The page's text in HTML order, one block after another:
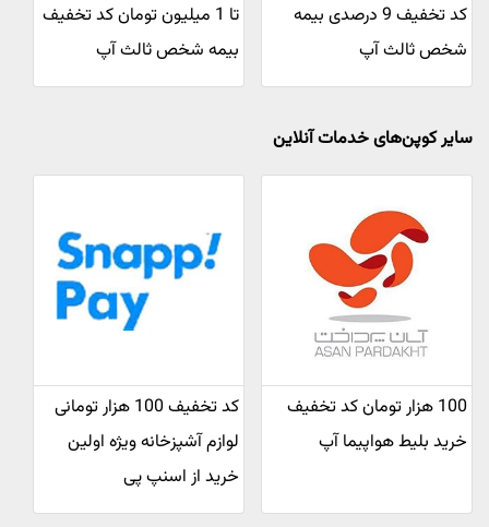
کد تخفیف 9 درصدی بیمه
شخص ثالث آپ
تا 1 میلیون تومان کد تخفیف
بیمه شخص ثالث آپ
سایر کوپن‌های خدمات آنلاین
100 هزار تومان کد تخفیف
خرید بلیط هواپیما آپ
کد تخفیف 100 هزار تومانی
لوازم آشپزخانه ویژه اولین
خرید از اسنپ پی